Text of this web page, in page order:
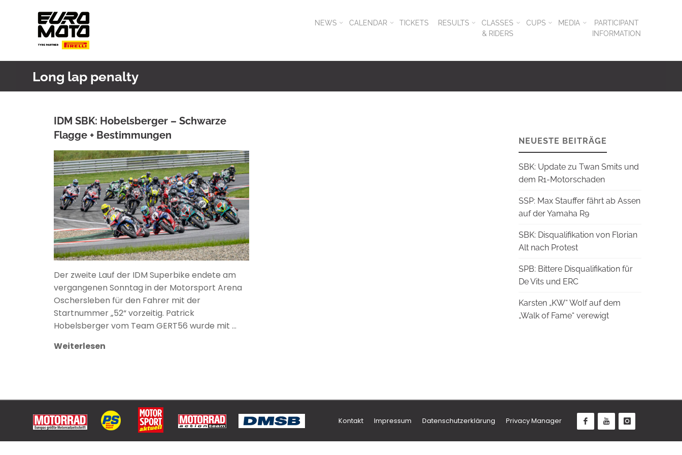
NEWS CALENDAR TICKETS RESULTS
CLASSES
& RIDERS
CUPS MEDIA
PARTICIPANT
INFORMATION
Long lap penalty
IDM SBK: Hobelsberger – Schwarze
Flagge + Bestimmungen
ANKE WIECZOREK
Der zweite Lauf der IDM Superbike endete am
vergangenen Sonntag in der Motorsport Arena
Oschersleben für den Fahrer mit der
Startnummer „52“ vorzeitig. Patrick
Hobelsberger vom Team GERT56 wurde mit …
Weiterlesen
NEUESTE BEITRÄGE
SBK: Update zu Twan Smits und
dem R1-Motorschaden
SSP: Max Stauffer fährt ab Assen
auf der Yamaha R9
SBK: Disqualifikation von Florian
Alt nach Protest
SPB: Bittere Disqualifikation für
De Vits und ERC
Karsten „KW“ Wolf auf dem
„Walk of Fame“ verewigt
Kontakt Impressum Datenschutzerklärung Privacy Manager